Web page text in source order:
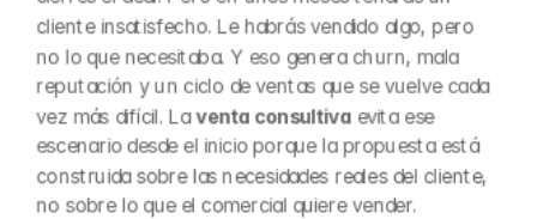
cliente insatisfecho. Le habrás vendido algo, pero
no lo que necesitaba. Y eso genera churn, mala
reputación y un ciclo de ventas que se vuelve cada
vez más difícil. La venta consultiva evita ese
escenario desde el inicio porque la propuesta está
construida sobre las necesidades reales del cliente,
no sobre lo que el comercial quiere vender.